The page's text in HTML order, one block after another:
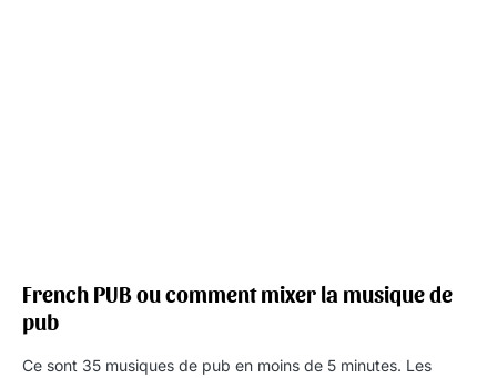
French PUB ou comment mixer la musique de
pub
Ce sont 35 musiques de pub en moins de 5 minutes. Les